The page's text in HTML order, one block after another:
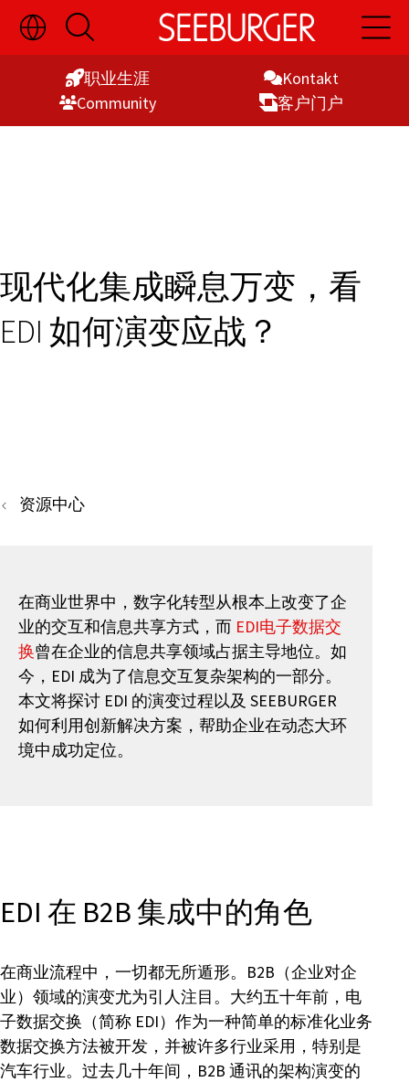
Skip
to
切
换
语
显
开
启
搜
索
开
启
主
Kontakt
职业生涯
客户门户
Commu­nity
现代化集成瞬息万变，看
EDI 如何演变应战？
资源中心
在商业世界中，数字化转型从根本上改变了企
业的交互和信息共享方式，而 EDI电子数据交
换曾在企业的信息共享领域占据主导地位。如
今，EDI 成为了信息交互复杂架构的一部分。
本文将探讨 EDI 的演变过程以及 SEEBURGER
如何利用创新解决方案，帮助企业在动态大环
境中成功定位。
EDI 在 B2B 集成中的角色
在商业流程中，一切都无所遁形。B2B（企业对企
业）领域的演变尤为引人注目。大约五十年前，电
子数据交换（简称 EDI）作为一种简单的标准化业务
数据交换方法被开发，并被许多行业采用，特别是
汽车行业。过去几十年间，B2B 通讯的架构演变的